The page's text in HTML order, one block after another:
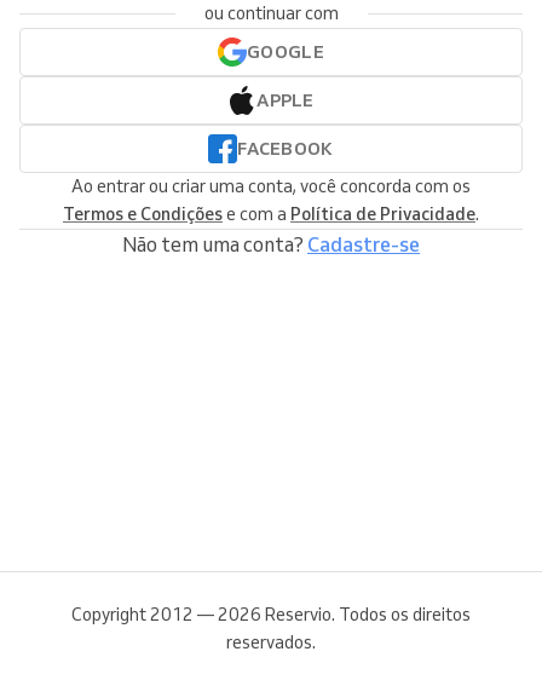
ou continuar com
GOOGLE
APPLE
FACEBOOK
Ao entrar ou criar uma conta, você concorda com os
Termos e Condiçõese com a Política de Privacidade.
Não tem uma conta? Cadastre-se
Copyright 2012 — 2026 Reservio. Todos os direitos
reservados.